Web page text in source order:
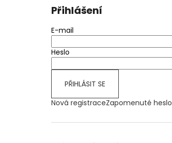
Přihlášení
E-mail
Heslo
PŘIHLÁSIT SE
Nová registraceZapomenuté heslo